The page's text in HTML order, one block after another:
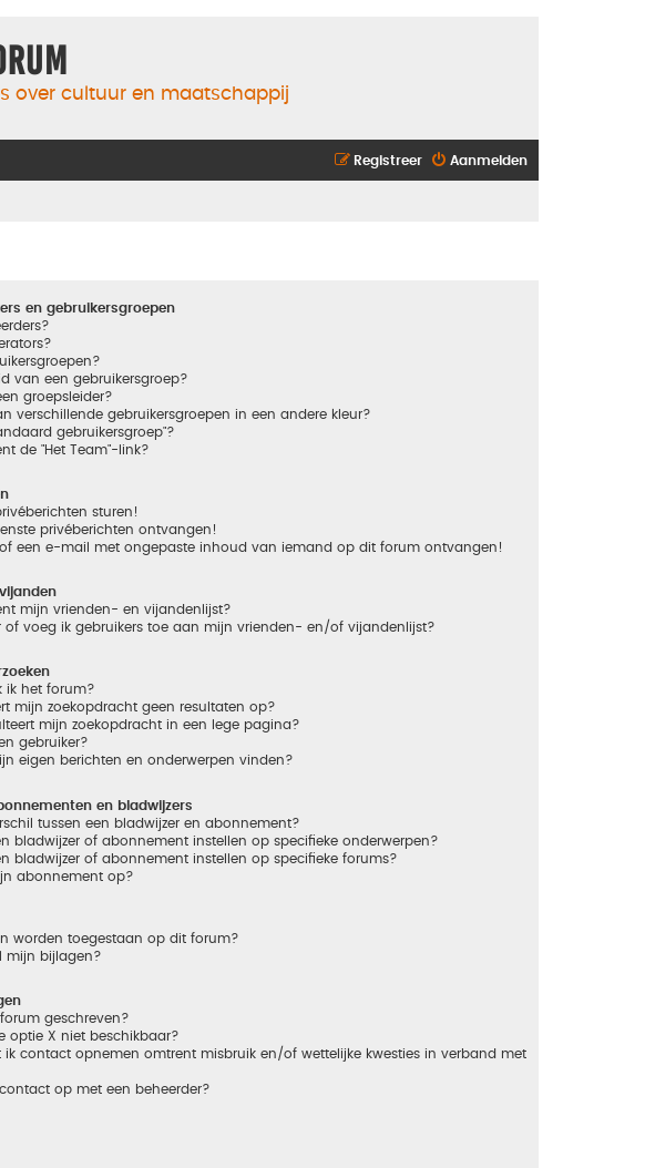
over cultuur en maatschappij
Aanmelden
Registreer
en gebruikersgroepen
van een gebruikersgroep?
groepsleider?
verschillende gebruikersgroepen in een andere kleur?
gebruikersgroep"?
de "Het Team"-link?
sturen!
privéberichten ontvangen!
of een e-mail met ongepaste inhoud van iemand op dit forum ontvangen!
mijn vrienden- en vijandenlijst?
of voeg ik gebruikers toe aan mijn vrienden- en/of vijandenlijst?
ik het forum?
mijn zoekopdracht geen resultaten op?
mijn zoekopdracht in een lege pagina?
gebruiker?
eigen berichten en onderwerpen vinden?
en bladwijzers
tussen een bladwijzer en abonnement?
bladwijzer of abonnement instellen op specifieke onderwerpen?
bladwijzer of abonnement instellen op specifieke forums?
abonnement op?
worden toegestaan op dit forum?
mijn bijlagen?
geschreven?
optie X niet beschikbaar?
ik contact opnemen omtrent misbruik en/of wettelijke kwesties in verband met
op met een beheerder?